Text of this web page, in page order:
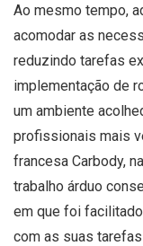
Ao mesmo tempo,
acomodar as
reduzindo tarefas
implementação de
um ambiente
profissionais mais
francesa Carbody,
trabalho árduo
em que foi
com as suas